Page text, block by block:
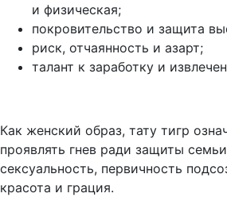
и физическая;
покровительство и защита
риск, отчаянность и азарт;
талант к заработку и
Как женский образ, тату тигр
проявлять гнев ради защиты
сексуальность, первичность
красота и грация.